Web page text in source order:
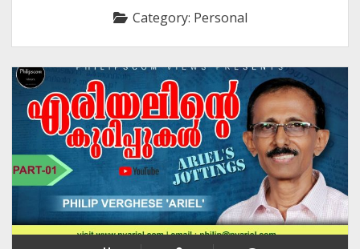
INDIA
TECHNOLOGY/SOFTWARE
COMMENT AUTHORS
SEO
MALAYALAM WRITINGS
GUEST POST
BUSINESS/SALE
Category: Personal